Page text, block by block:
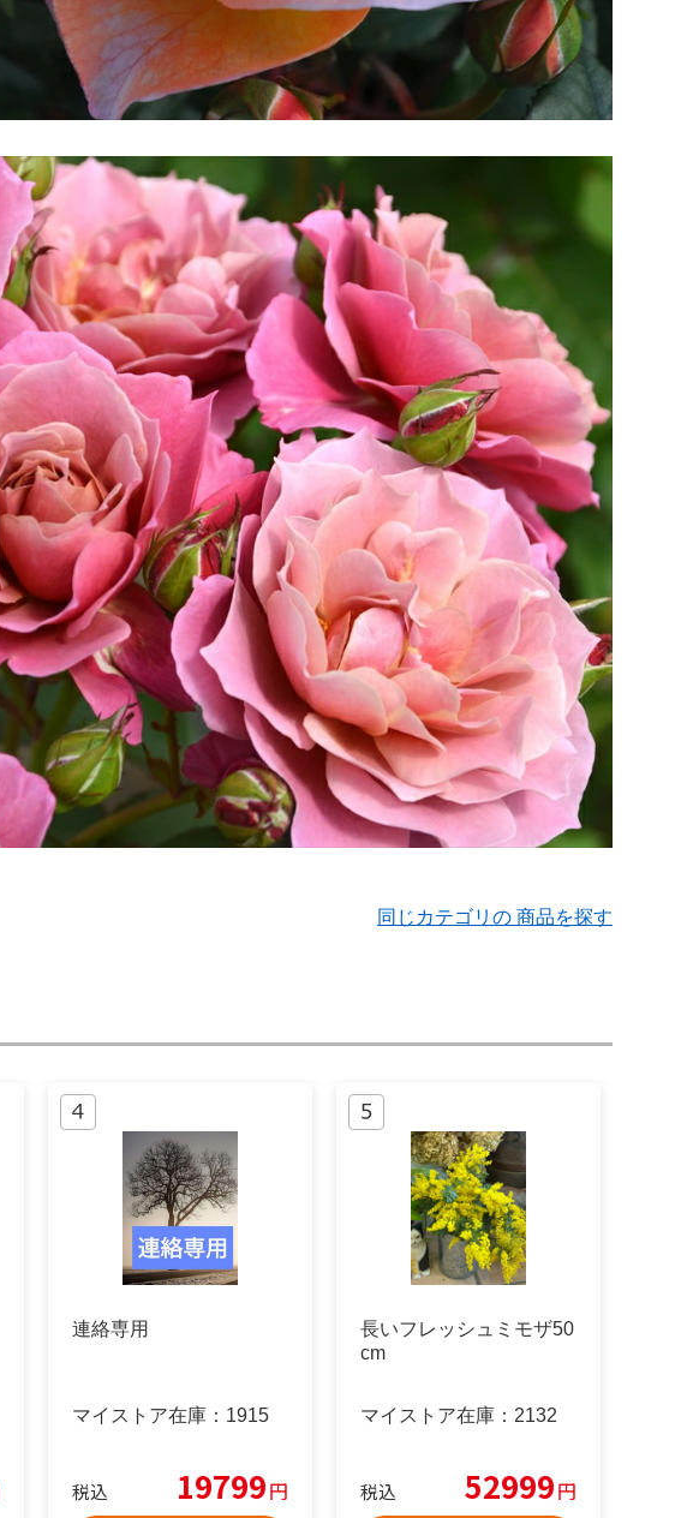
同じカテゴリの 商品を探す
連絡専用
マイストア在庫： 1915
税込 19799円
長いフレッシュミモザ50
cm
マイストア在庫： 2132
税込 52999円